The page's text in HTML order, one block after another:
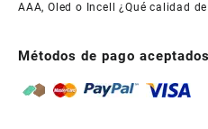
AAA, Oled o Incell ¿Qué calidad
Métodos de pago aceptados